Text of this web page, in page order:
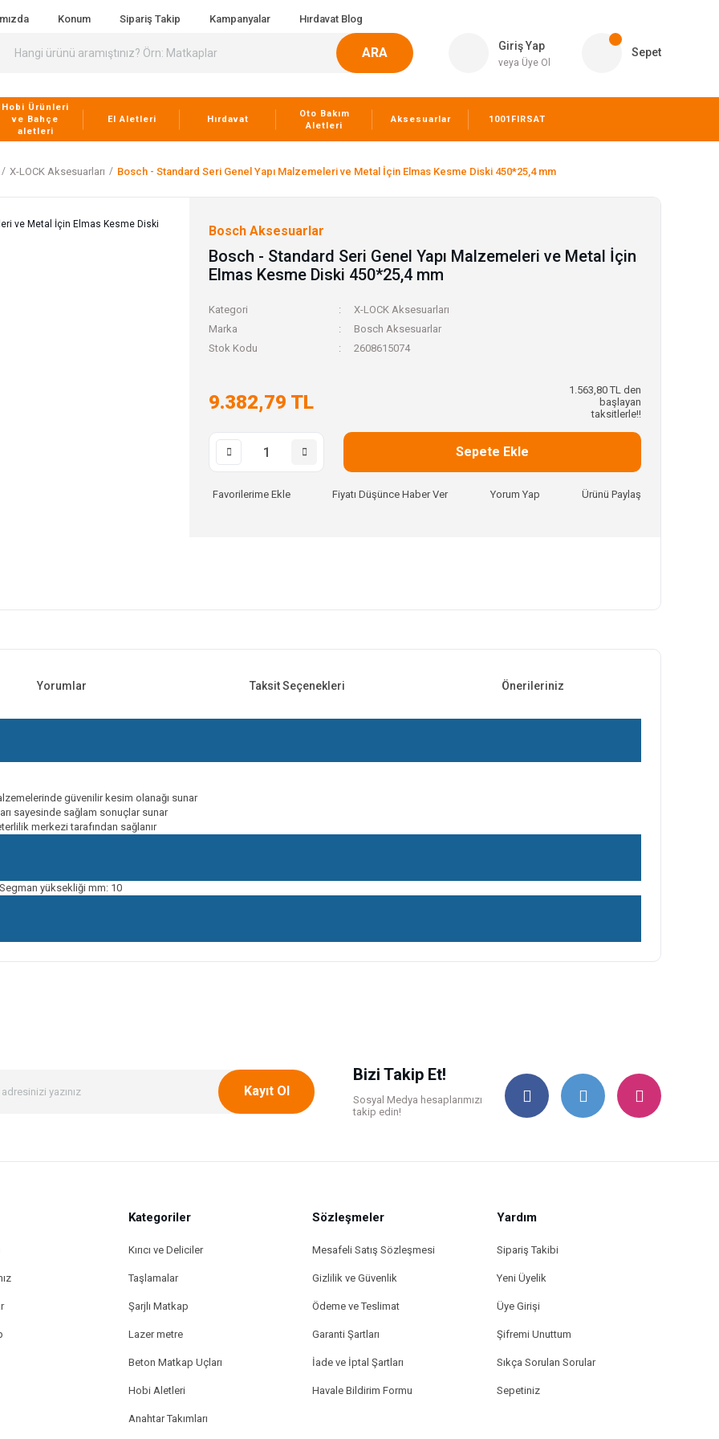
Konum Sipariş Takip Kampanyalar Hırdavat Blog
ARA Giriş Yap
veya Üye Ol
Sepet
Hobi Ürünleri
ve Bahçe
aletleri
El Aletleri Hırdavat
Oto Bakım
Aletleri
Aksesuarlar 1001FIRSAT
X-LOCK Aksesuarları Bosch - Standard Seri Genel Yapı Malzemeleri ve Metal İçin Elmas Kesme Diski 450*25,4 mm
Bosch Aksesuarlar
Bosch - Standard Seri Genel Yapı Malzemeleri ve Metal İçin
Elmas Kesme Diski 450*25,4 mm
Kategori
X-LOCK Aksesuarları
Marka
Bosch Aksesuarlar
Stok Kodu
2608615074
9.382,79 TL
1.563,80 TL den
başlayan
taksitlerle!!
Sepete Ekle
Fiyatı Düşünce Haber Ver Yorum Yap Ürünü Paylaş
Yorumlar Taksit Seçenekleri Önerileriniz
güvenilir kesim olanağı sunar
sayesinde sağlam sonuçlar sunar
merkezi tarafından sağlanır
yüksekliği mm: 10
yetersiz gördüğünüz noktaları öneri formunu kullanarak tarafımıza iletebilirsiniz.
Gönder
Kayıt Ol
Bizi Takip Et!
Sosyal Medya hesaplarımızı
takip edin!
Kategoriler
Kırıcı ve Deliciler
Taşlamalar
Şarjlı Matkap
Lazer metre
Beton Matkap Uçları
Hobi Aletleri
Anahtar Takımları
Sözleşmeler
Mesafeli Satış Sözleşmesi
Gizlilik ve Güvenlik
Ödeme ve Teslimat
Garanti Şartları
İade ve İptal Şartları
Havale Bildirim Formu
Yardım
Sipariş Takibi
Yeni Üyelik
Üye Girişi
Şifremi Unuttum
Sıkça Sorulan Sorular
Sepetiniz